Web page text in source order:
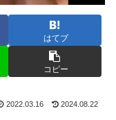
はてブ
コピー
2022.03.16 2024.08.22